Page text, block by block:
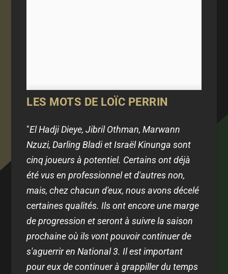
LES MOTS DE LOÏC PERRIN
"El Hadji Dieye, Jibril Othman, Marwann
Nzuzi, Darling Bladi et Israël Kinunga sont
cinq joueurs à potentiel. Certains ont déjà
été vus en professionnel et d'autres non,
mais, chez chacun d'eux, nous avons décelé
certaines qualités. Ils ont encore une marge
de progression et seront à suivre la saison
prochaine où ils vont pouvoir continuer de
s'aguerrir en National 3. Il est important
pour eux de continuer à grappiller du temps